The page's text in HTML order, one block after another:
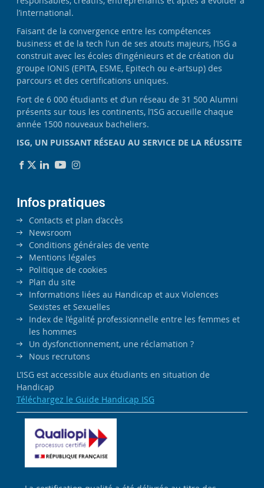
l’international.
Faisant de la convergence entre les compétences
business et de la tech l’un de ses atouts majeurs, l’ISG a
construit avec les écoles d’ingénieurs et de création du
groupe IONIS (EPITA, ESME, Epitech ou e-artsup) des
parcours et des certifications uniques.
Fort de 6 000 étudiants et d’un réseau de 31 500 Alumni
présents sur tous les continents, l’ISG accueille chaque
année 1500 nouveaux bacheliers.
ISG, UN PUISSANT RÉSEAU AU SERVICE DE LA RÉUSSITE
Infos pratiques
Contacts et plan d’accès
Newsroom
Conditions générales de vente
Mentions légales
Politique de cookies
Plan du site
Informations liées au Handicap et aux Violences
Sexistes et Sexuelles
Index de l’égalité professionnelle entre les femmes et
les hommes
Un dysfonctionnement, une réclamation ?
Nous recrutons
L’ISG est accessible aux étudiants en situation de
Handicap
Téléchargez le Guide Handicap ISG